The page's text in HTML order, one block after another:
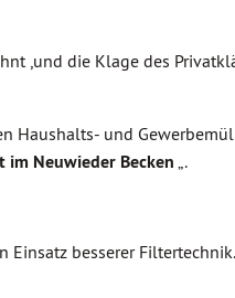
,und die Klage des
Haushalts- und
Neuwieder Becken „.
Einsatz besserer Filtertechnik.